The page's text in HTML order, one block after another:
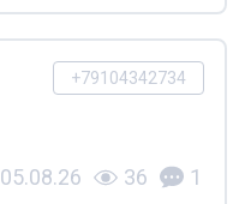
+79104342734
05.08.26 36 1